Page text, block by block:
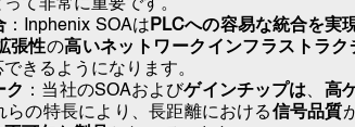
て非常に重要です。
：Inphenix SOAは PLCへの容易な統合を実
張性の高いネットワークインフラストラク
きるようになります。
ク ：当社のSOAおよびゲインチップは、 高
らの特長により 、長距離における信号品質